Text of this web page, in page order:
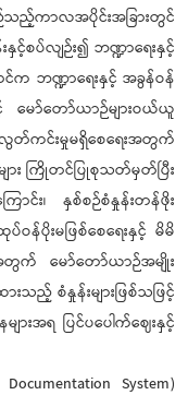
ကာလအပိုင်းအခြားတွင်
စပ်လျဉ်း၍ ဘဏ္ဍာရေးနှင့်
က ဘဏ္ဍာရေးနှင့် အခွန်ဝန်
င့် မော်တော်ယာဉ်များဝယ်ယူ
တ်ကင်းမှုမရှိစေရေးအတွက်
ား ကြိုတင်ပြုစုသတ်မှတ်ပြီး
ာင်း၊ နှစ်စဉ်စံနှုန်းတန်ဖိုး
ပိုးမဖြစ်စေရေးနှင့် မိမိ
တွက် မော်တော်ယာဉ်အမျိုး
ည့် စံနှုန်းများဖြစ်သဖြင့်
းအရ ပြင်ပပေါက်ဈေးနှင့်
System)